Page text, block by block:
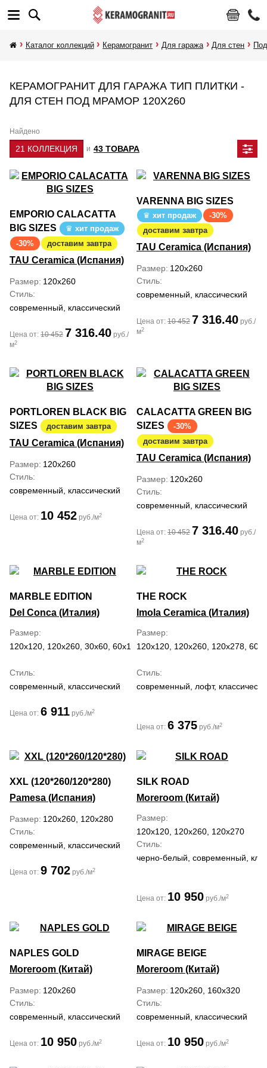
Каталог коллекций Керамогранит Для гаража Для стен
КЕРАМОГРАНИТ ДЛЯ ГАРАЖА ТИП ПЛИТКИ -
ДЛЯ СТЕН ПОД МРАМОР 120Х260
Найдено
21 КОЛЛЕКЦИЯ и 43 ТОВАРА
EMPORIO CALACATTA
BIG SIZES
хит продаж
-30%
доставим завтра
TAU Ceramica (Испания)
Размер 120x260
Стиль
современный, классический
Цена от: 10 452 7 316.40 руб./
м2
VARENNA BIG SIZES
хит продаж
-30%
доставим завтра
TAU Ceramica (Испания)
Размер 120x260
Стиль
современный, классический
Цена от: 10 452 7 316.40 руб./
м2
PORTLOREN BLACK BIG
SIZES
доставим завтра
TAU Ceramica (Испания)
Размер 120x260
Стиль
современный, классический
Цена от: 10 452 руб./м2
CALACATTA GREEN BIG
SIZES
-30%
доставим завтра
TAU Ceramica (Испания)
Размер 120x260
Стиль
современный, классический
Цена от: 10 452 7 316.40 руб./
м2
MARBLE EDITION
Del Conca (Италия)
Размер
120x120, 120x260, 30x60, 60x120, 60x60
Стиль
современный, классический
Цена от: 6 911 руб./м2
THE ROCK
Imola Ceramica (Италия)
Размер
120x120, 120x260, 120x278,
Стиль
современный, лофт,
Цена от: 6 375 руб./м2
XXL (120*260/120*280)
Pamesa (Испания)
Размер 120x260, 120x280
Стиль
современный, классический
Цена от: 9 702 руб./м2
SILK ROAD
Moreroom (Китай)
Размер
120x120, 120x260, 120x270
Стиль
черно-белый, современный,
Цена от: 10 950 руб./м2
NAPLES GOLD
Moreroom (Китай)
Размер 120x260
Стиль
современный, классический
Цена от: 10 950 руб./м2
MIRAGE BEIGE
Moreroom (Китай)
Размер 120x260, 160x320
Стиль
современный, классический
Цена от: 10 950 руб./м2